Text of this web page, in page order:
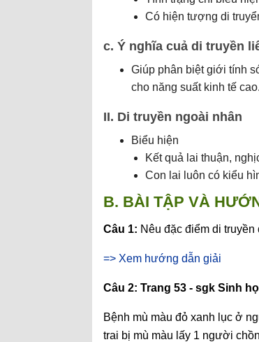
Có hiện tượng di
c. Ý nghĩa cuả di truyền
Giúp phân biệt giới tính
cho năng suất kinh tế cao.
II. Di truyền ngoài nhân
Biểu hiện
Kết quả lai thuận,
Con lai luôn có kiểu
B. BÀI TẬP VÀ
Câu 1: Nêu đặc điểm di
=> Xem hướng dẫn giải
Câu 2: Trang 53 - sgk Sinh
Bệnh mù màu đỏ xanh lục ở
trai bị mù màu lấy 1 người